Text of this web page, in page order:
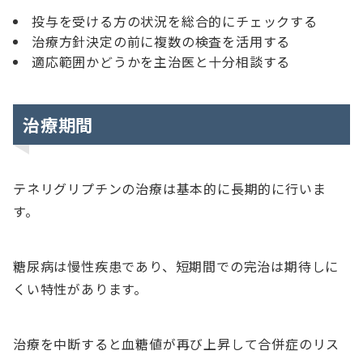
投与を受ける方の状況を総合的にチェックする
治療方針決定の前に複数の検査を活用する
適応範囲かどうかを主治医と十分相談する
治療期間
テネリグリプチンの治療は基本的に長期的に行いま
す。
糖尿病は慢性疾患であり、短期間での完治は期待しに
くい特性があります。
治療を中断すると血糖値が再び上昇して合併症のリス